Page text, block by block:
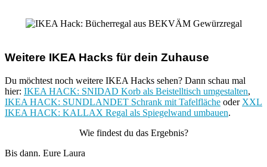
Weitere IKEA Hacks für dein Zuhause
Du möchtest noch weitere IKEA Hacks sehen? Dann schau mal
hier: IKEA HACK: SNIDAD Korb als Beistelltisch umgestalten,
IKEA HACK: SUNDLANDET Schrank mit Tafelfläche oder XXL
IKEA HACK: KALLAX Regal als Spiegelwand umbauen.
Wie findest du das Ergebnis?
Bis dann. Eure Laura